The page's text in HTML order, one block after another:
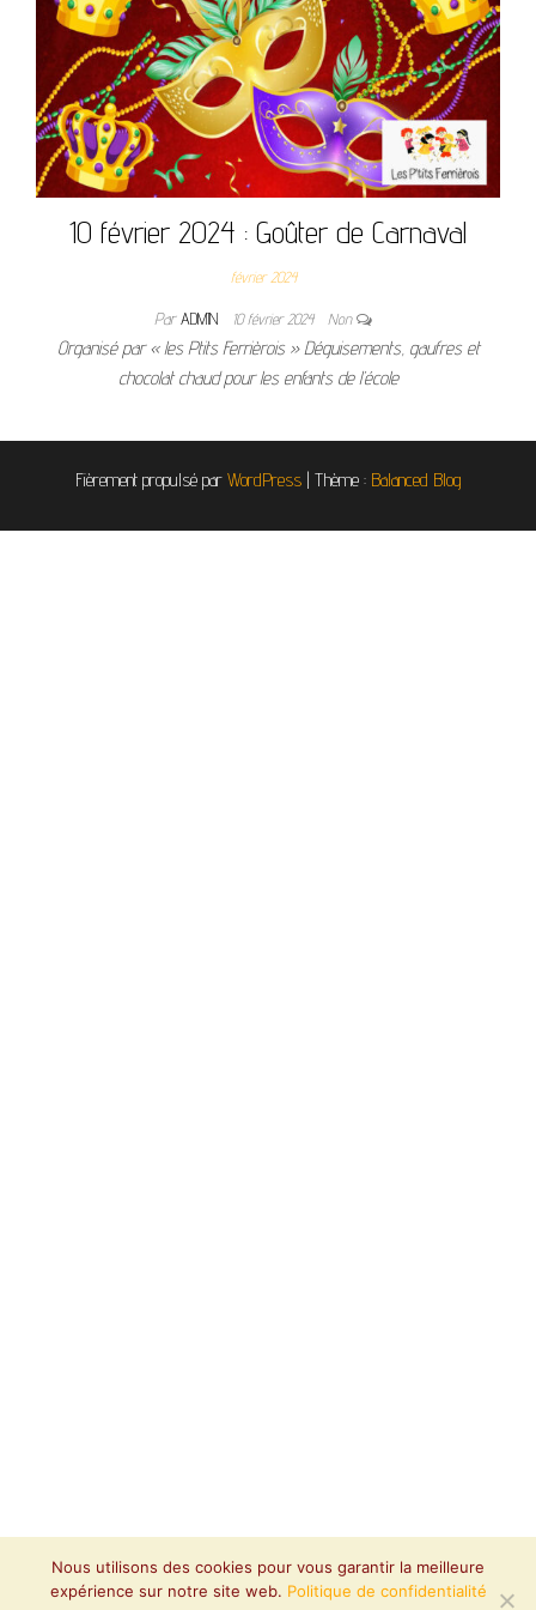
10 février 2024 : Goûter de Carnaval
février 2024
ParADMIN 10 février 2024 Non
Organisé par « les Ptits Ferrièrois » Déguisements, gaufres et
chocolat chaud pour les enfants de l’école
Fièrement propulsé par WordPress Thème : Balanced Blog
Nous utilisons des cookies pour vous garantir la meilleure
expérience sur notre site web. Politique de confidentialité